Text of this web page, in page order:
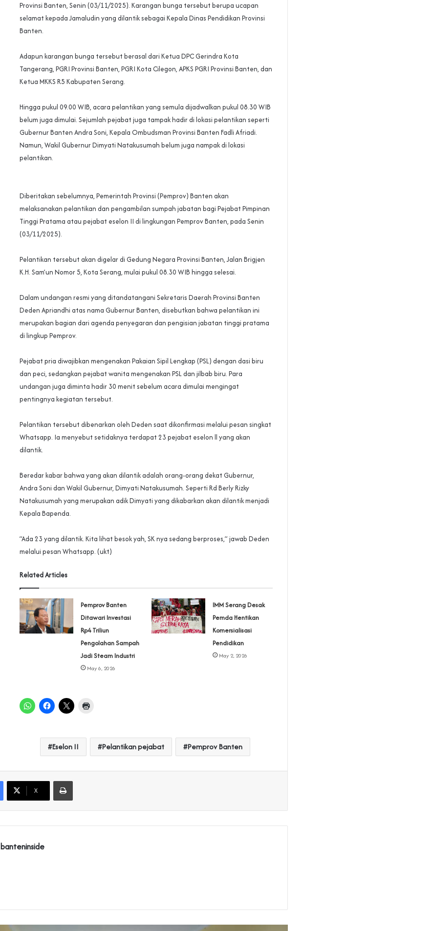
Provinsi Banten, Senin (03/11/2025). Karangan bunga tersebut berupa ucapan
selamat kepada Jamaludin yang dilantik sebagai Kepala Dinas Pendidikan Provinsi
Banten.
‎Adapun karangan bunga tersebut berasal dari Ketua DPC Gerindra Kota
Tangerang, PGRI Provinsi Banten, PGRI Kota Cilegon, APKS PGRI Provinsi Banten, dan
Ketua MKKS R5 Kabupaten Serang.
‎Hingga pukul 09.00 WIB, acara pelantikan yang semula dijadwalkan pukul 08.30 WIB
belum juga dimulai. Sejumlah pejabat juga tampak hadir di lokasi pelantikan seperti
Gubernur Banten Andra Soni, Kepala Ombudsman Provinsi Banten Fadli Afriadi.
Namun, Wakil Gubernur Dimyati Natakusumah belum juga nampak di lokasi
pelantikan.
‎Diberitakan sebelumnya, Pemerintah Provinsi (Pemprov) Banten akan
melaksanakan pelantikan dan pengambilan sumpah jabatan bagi Pejabat Pimpinan
Tinggi Pratama atau pejabat eselon II di lingkungan Pemprov Banten, pada Senin
(03/11/2025).
‎Pelantikan tersebut akan digelar di Gedung Negara Provinsi Banten, Jalan Brigjen
K.H. Sam’un Nomor 5, Kota Serang, mulai pukul 08.30 WIB hingga selesai.
‎Dalam undangan resmi yang ditandatangani Sekretaris Daerah Provinsi Banten
Deden Apriandhi atas nama Gubernur Banten, disebutkan bahwa pelantikan ini
merupakan bagian dari agenda penyegaran dan pengisian jabatan tinggi pratama
di lingkup Pemprov.
‎Pejabat pria diwajibkan mengenakan Pakaian Sipil Lengkap (PSL) dengan dasi biru
dan peci, sedangkan pejabat wanita mengenakan PSL dan jilbab biru. Para
undangan juga diminta hadir 30 menit sebelum acara dimulai mengingat
pentingnya kegiatan tersebut.
‎Pelantikan tersebut dibenarkan oleh Deden saat dikonfirmasi melalui pesan singkat
Whatsapp. Ia menyebut setidaknya terdapat 23 pejabat eselon ll yang akan
dilantik.
‎Beredar kabar bahwa yang akan dilantik adalah orang-orang dekat Gubernur,
Andra Soni dan Wakil Gubernur, Dimyati Natakusumah. Seperti Rd Berly Rizky
Natakusumah yang merupakan adik Dimyati yang dikabarkan akan dilantik menjadi
Kepala Bapenda.
‎”Ada 23 yang dilantik. Kita lihat besok yah, SK nya sedang berproses,” jawab Deden
melalui pesan Whatsapp. (ukt)
Related Articles
Pemprov Banten
Ditawari Investasi
Rp4 Triliun
Pengolahan Sampah
Jadi Steam Industri
May 6, 2026
IMM Serang Desak
Pemda Hentikan
Komersialisasi
Pendidikan
May 2, 2026
Eselon II Pelantikan pejabat Pemprov Banten
X
Print
banteninside